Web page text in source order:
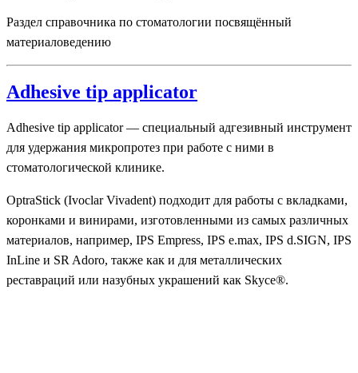
Раздел справочника по стоматологии посвящённый
материаловедению
Adhesive tip applicator
Adhesive tip applicator — специальный адгезивный инструмент
для удержания микропротез при работе с ними в
стоматологической клинике.
OptraStick (Ivoclar Vivadent) подходит для работы с вкладками,
коронками и винирами, изготовленными из самых различных
материалов, например, IPS Empress, IPS e.max, IPS d.SIGN, IPS
InLine и SR Adoro, также как и для металлических
реставраций или назубных украшений как Skyce®.